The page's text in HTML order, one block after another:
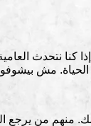
كنا نتحدث
مش
منهم من يرجع